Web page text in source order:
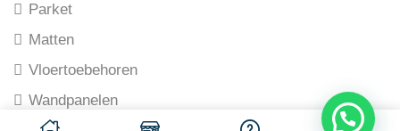
Parket
Matten
Vloertoebehoren
Wandpanelen